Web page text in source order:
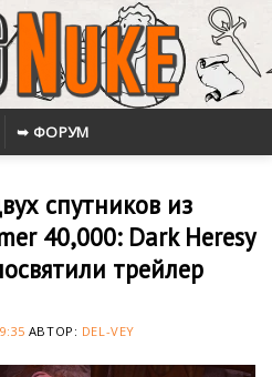
➥ ФОРУМ
спутников из
40,000: Dark Heresy
трейлер
АВТОР: DEL-VEY